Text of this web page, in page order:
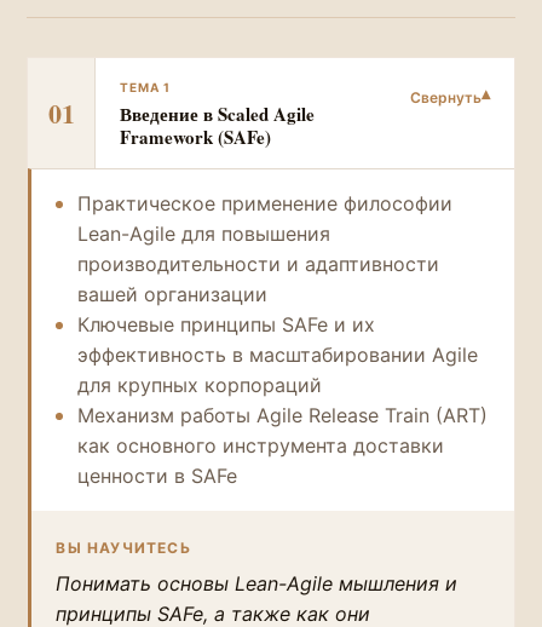
01
ТЕМА 1
Введение в Scaled Agile
Framework (SAFe)
Практическое применение философии
Lean-Agile для повышения
производительности и адаптивности
вашей организации
Ключевые принципы SAFe и их
эффективность в масштабировании Agile
для крупных корпораций
Механизм работы Agile Release Train (ART)
как основного инструмента доставки
ценности в SAFe
ВЫ НАУЧИТЕСЬ
Понимать основы Lean-Agile мышления и
принципы SAFe, а также как они